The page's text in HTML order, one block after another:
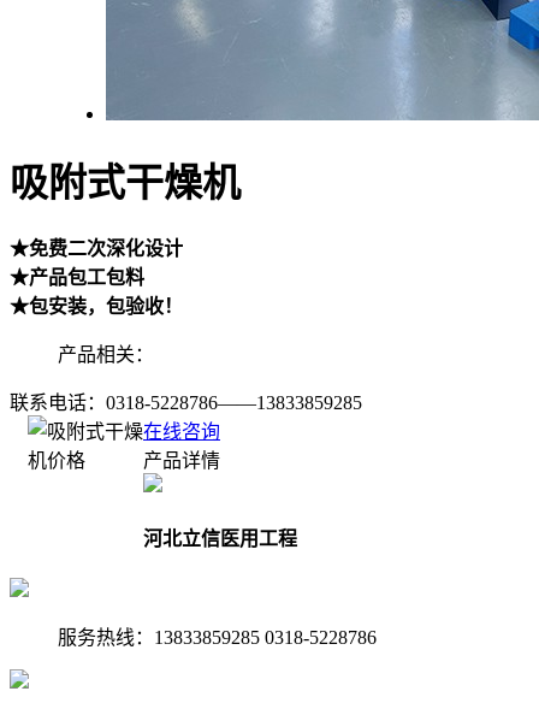
吸附式干燥机
★免费二次深化设计
★产品包工包料
★包安装，包验收！
产品相关：
联系电话： 0318-5228786——13833859285
在线咨询
产品详情
河北立信医用工程
服务热线：13833859285 0318-5228786